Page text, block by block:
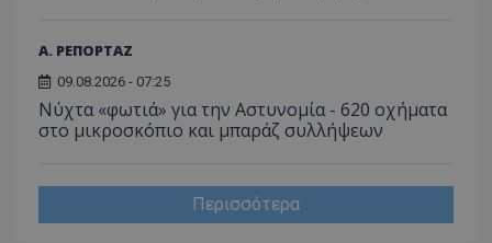
Α. ΡΕΠΟΡΤΑΖ
09.08.2026 - 07:25
Νύχτα «φωτιά» για την Αστυνομία - 620 οχήματα
στο μικροσκόπιο και μπαράζ συλλήψεων
Περισσότερα